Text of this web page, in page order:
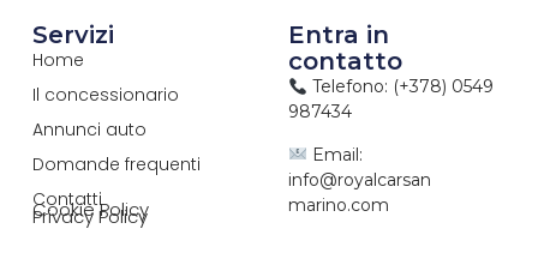
Servizi
Home
Il concessionario
Annunci auto
Domande frequenti
Contatti
Cookie Policy
Privacy Policy
Entra in
contatto
Telefono: (+378) 0549
987434
Email:
info@royalcarsan
marino.com